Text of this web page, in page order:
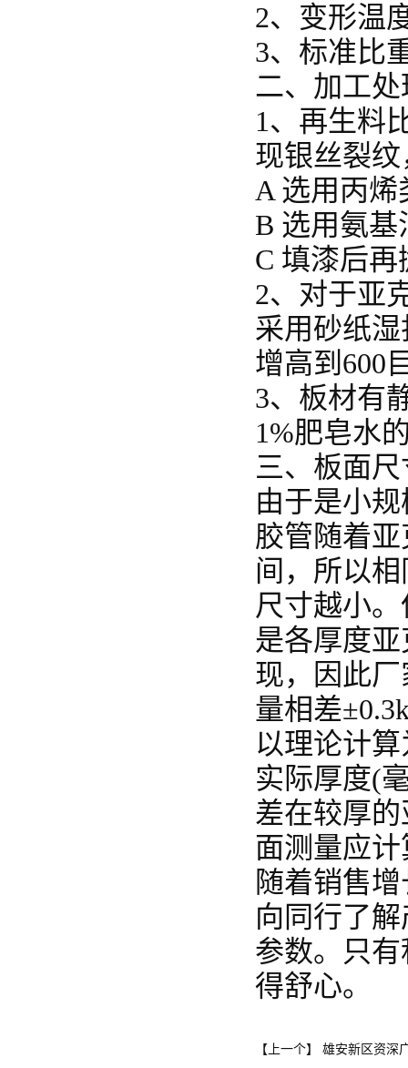
2、变形温
3、标准比
二、加工
1、再生料
现银丝裂
A 选用丙
B 选用氨
C 填漆后
2、对于亚
采用砂纸
增高到600
3、板材有
1%肥皂水
三、板面
由于是小
胶管随着
间，所以
尺寸越小
是各厚度
现，因此
量相差
以理论计
实际厚度(
差在较厚
面测量应
随着销售
向同行了
参数。只
得舒心。
【上一个】 雄安新区资深